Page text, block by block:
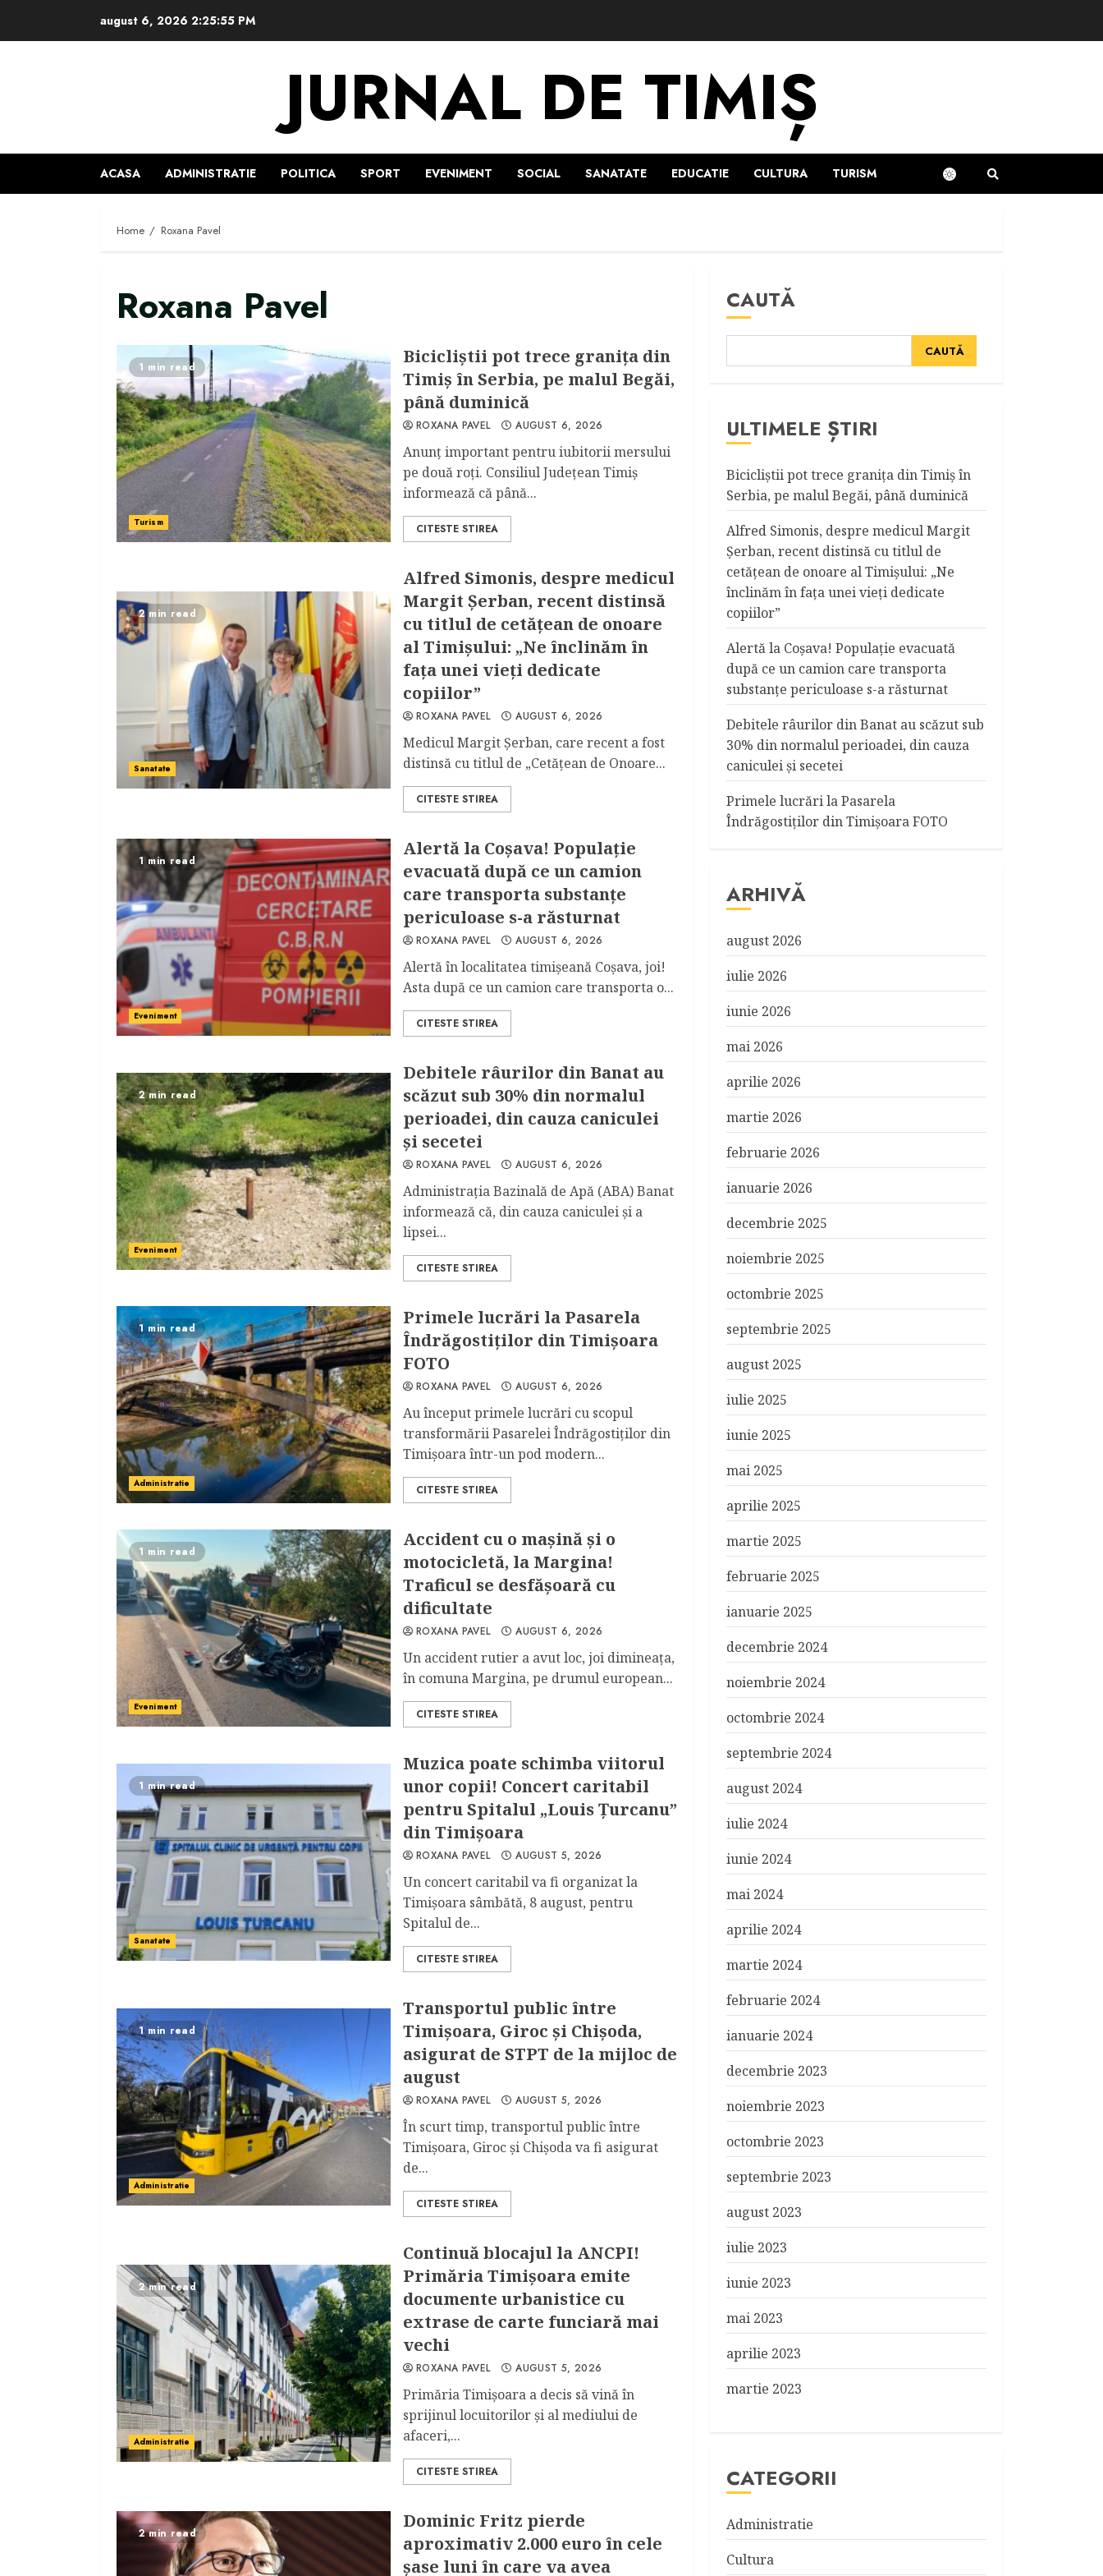
august 6, 2026 2:25:56 PM
JURNAL DE TIMIȘ
ACASA ADMINISTRATIE POLITICA SPORT EVENIMENT SOCIAL SANATATE EDUCATIE CULTURA TURISM
Home Roxana Pavel
Roxana Pavel
1 min read
Turism
Bicicliştii pot trece graniţa din
Timiş în Serbia, pe malul Begăi,
până duminică
ROXANA PAVEL AUGUST 6, 2026
Anunţ important pentru iubitorii mersului
pe două roţi. Consiliul Judeţean Timiş
informează că până...
CITESTE STIREA
2 min read
Sanatate
Alfred Simonis, despre medicul
Margit Şerban, recent distinsă
cu titlul de cetățean de onoare
al Timişului: „Ne înclinăm în
fața unei vieți dedicate
copiilor”
ROXANA PAVEL AUGUST 6, 2026
Medicul Margit Şerban, care recent a fost
distinsă cu titlul de „Cetățean de Onoare...
CITESTE STIREA
1 min read
Eveniment
Alertă la Coşava! Populaţie
evacuată după ce un camion
care transporta substanţe
periculoase s-a răsturnat
ROXANA PAVEL AUGUST 6, 2026
Alertă în localitatea timişeană Coşava, joi!
Asta după ce un camion care transporta o...
CITESTE STIREA
2 min read
Eveniment
Debitele râurilor din Banat au
scăzut sub 30% din normalul
perioadei, din cauza caniculei
şi secetei
ROXANA PAVEL AUGUST 6, 2026
Administrația Bazinală de Apă (ABA) Banat
informează că, din cauza caniculei şi a
lipsei...
CITESTE STIREA
1 min read
Administratie
Primele lucrări la Pasarela
Îndrăgostiţilor din Timişoara
FOTO
ROXANA PAVEL AUGUST 6, 2026
Au început primele lucrări cu scopul
transformării Pasarelei Îndrăgostiţilor din
Timişoara într-un pod modern...
CITESTE STIREA
1 min read
Eveniment
Accident cu o maşină şi o
motocicletă, la Margina!
Traficul se desfăşoară cu
dificultate
ROXANA PAVEL AUGUST 6, 2026
Un accident rutier a avut loc, joi dimineaţa,
în comuna Margina, pe drumul european...
CITESTE STIREA
1 min read
Sanatate
Muzica poate schimba viitorul
unor copii! Concert caritabil
pentru Spitalul „Louis Ţurcanu”
din Timişoara
ROXANA PAVEL AUGUST 5, 2026
Un concert caritabil va fi organizat la
Timişoara sâmbătă, 8 august, pentru
Spitalul de...
CITESTE STIREA
1 min read
Administratie
Transportul public între
Timişoara, Giroc şi Chişoda,
asigurat de STPT de la mijloc de
august
ROXANA PAVEL AUGUST 5, 2026
În scurt timp, transportul public între
Timişoara, Giroc şi Chişoda va fi asigurat
de...
CITESTE STIREA
2 min read
Administratie
Continuă blocajul la ANCPI!
Primăria Timişoara emite
documente urbanistice cu
extrase de carte funciară mai
vechi
ROXANA PAVEL AUGUST 5, 2026
Primăria Timişoara a decis să vină în
sprijinul locuitorilor şi al mediului de
afaceri,...
CITESTE STIREA
2 min read
Dominic Fritz pierde
aproximativ 2.000 euro în cele
şase luni în care va avea
CAUTĂ
CAUTĂ
ULTIMELE ȘTIRI
Bicicliştii pot trece graniţa din Timiş în
Serbia, pe malul Begăi, până duminică
Alfred Simonis, despre medicul Margit
Şerban, recent distinsă cu titlul de
cetățean de onoare al Timişului: „Ne
înclinăm în fața unei vieți dedicate
copiilor”
Alertă la Coşava! Populaţie evacuată
după ce un camion care transporta
substanţe periculoase s-a răsturnat
Debitele râurilor din Banat au scăzut sub
30% din normalul perioadei, din cauza
caniculei şi secetei
Primele lucrări la Pasarela
Îndrăgostiţilor din Timişoara FOTO
ARHIVĂ
august 2026
iulie 2026
iunie 2026
mai 2026
aprilie 2026
martie 2026
februarie 2026
ianuarie 2026
decembrie 2025
noiembrie 2025
octombrie 2025
septembrie 2025
august 2025
iulie 2025
iunie 2025
mai 2025
aprilie 2025
martie 2025
februarie 2025
ianuarie 2025
decembrie 2024
noiembrie 2024
octombrie 2024
septembrie 2024
august 2024
iulie 2024
iunie 2024
mai 2024
aprilie 2024
martie 2024
februarie 2024
ianuarie 2024
decembrie 2023
noiembrie 2023
octombrie 2023
septembrie 2023
august 2023
iulie 2023
iunie 2023
mai 2023
aprilie 2023
martie 2023
CATEGORII
Administratie
Cultura